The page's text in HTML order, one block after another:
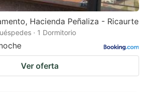
Hacienda Peñaliza - Ricaurte
· 1 Dormitorio
Ver oferta